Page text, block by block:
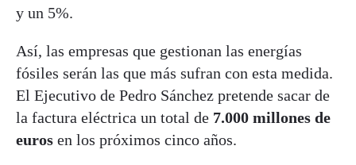
y un 5%.
Así, las empresas que gestionan las energías
fósiles serán las que más sufran con esta medida.
El Ejecutivo de Pedro Sánchez pretende sacar de
la factura eléctrica un total de 7.000 millones de
euros en los próximos cinco años.